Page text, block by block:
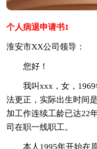
个人病退申请书1
淮安市XX公司领导：
您好！
我叫xxx，女，1969
法更正，实际出生时间
加工作连续工龄已达22
司在职一线职工。
本人1995年开始在原